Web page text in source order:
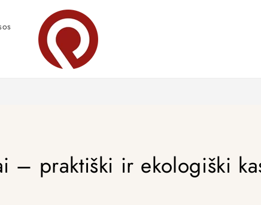
– praktiški ir ekologiški